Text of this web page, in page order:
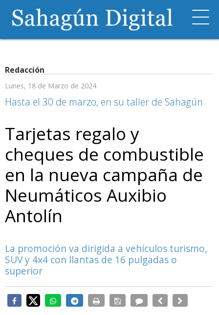
Redacción
Lunes, 18 de Marzo de 2024
Hasta el 30 de marzo, en su taller de Sahagún
Tarjetas regalo y
cheques de combustible
en la nueva campaña de
Neumáticos Auxibio
Antolín
La promoción va dirigida a vehículos turismo,
SUV y 4x4 con llantas de 16 pulgadas o
superior